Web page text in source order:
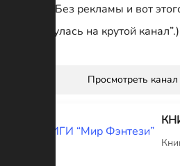
еще. (Без рекламы и вот
наткнулась на крутой канал”.)
Просмотреть